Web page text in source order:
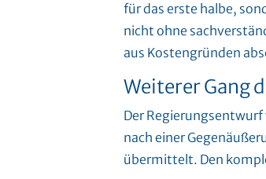
für das erste halbe,
nicht ohne
aus Kostengründen
Weiterer Gang
Der
nach einer
übermittelt. Den